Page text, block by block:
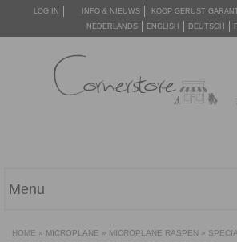
LOG IN INFO & NIEUWS KOOP GERUST
NEDERLANDS
ENGLISH DEUTSCH
Menu
HOME » MICROPLANE » MICROPLANE RASPEN »